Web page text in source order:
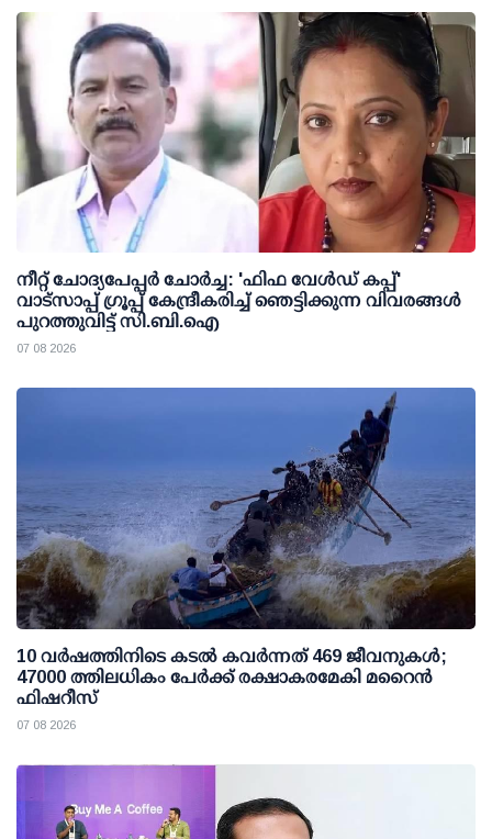
നീറ്റ് ചോദ്യപേപ്പര്‍ ചോര്‍ച്ച: 'ഫിഫ വേള്‍ഡ് കപ്പ്'
വാട്സാപ്പ് ഗ്രൂപ്പ് കേന്ദ്രീകരിച്ച് ഞെട്ടിക്കുന്ന വിവരങ്ങള്‍
പുറത്തുവിട്ട് സി.ബി.ഐ
07 08 2026
10 വര്‍ഷത്തിനിടെ കടല്‍ കവര്‍ന്നത് 469 ജീവനുകള്‍;
47000 ത്തിലധികം പേര്‍ക്ക് രക്ഷാകരമേകി മറൈന്‍
ഫിഷറീസ്
07 08 2026